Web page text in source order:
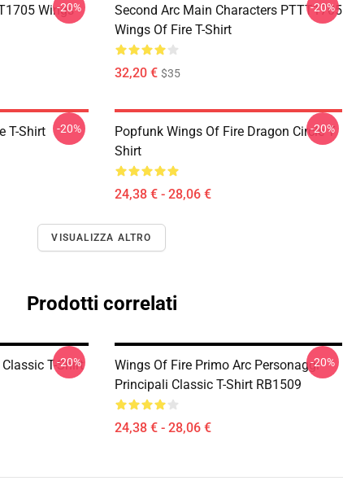
Wings
-20%
Second Arc Main Characters PTTT1705
Wings Of Fire T-Shirt
32,20 € $35
-20%
T-Shirt -20%
Popfunk Wings Of Fire Dragon Circle T
Shirt
24,38 € - 28,06 €
-20%
VISUALIZZA ALTRO
Prodotti correlati
T-Shirt
-20%
Wings Of Fire Primo Arc Personaggi
Principali Classic T-Shirt RB1509
24,38 € - 28,06 €
-20%